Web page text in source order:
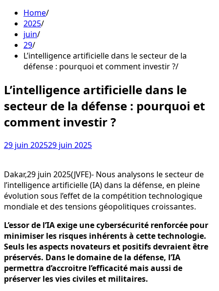
Home
2025
juin
29
L’intelligence artificielle dans le secteur de la
défense : pourquoi et comment investir ?
L’intelligence artificielle dans le
secteur de la défense : pourquoi et
comment investir ?
29 juin 202529 juin 2025
Dakar,29 juin 2025(JVFE)- Nous analysons le secteur de
l’intelligence artificielle (IA) dans la défense, en pleine
évolution sous l’effet de la compétition technologique
mondiale et des tensions géopolitiques croissantes.
L’essor de l’IA exige une cybersécurité renforcée pour
minimiser les risques inhérents à cette technologie.
Seuls les aspects novateurs et positifs devraient être
préservés. Dans le domaine de la défense, l’IA
permettra d’accroitre l’efficacité mais aussi de
préserver les vies civiles et militaires.